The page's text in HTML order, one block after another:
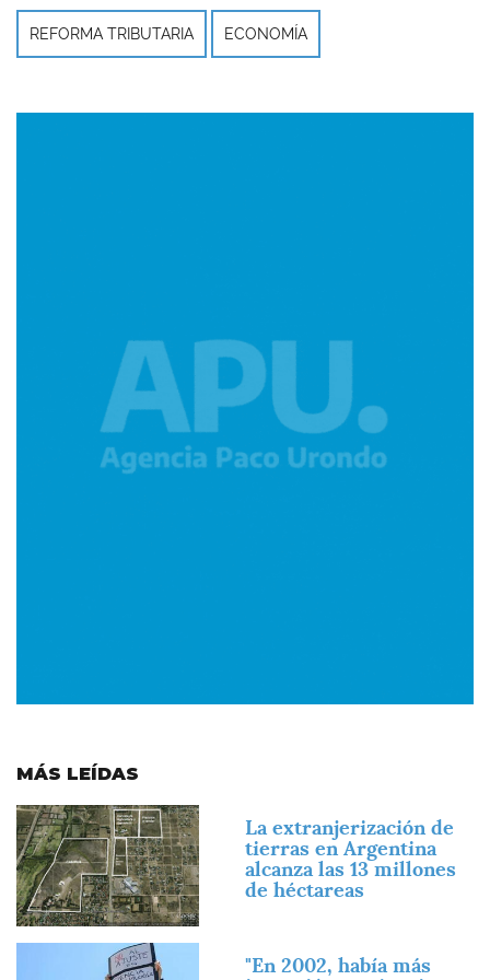
REFORMA TRIBUTARIA ECONOMÍA
MÁS LEÍDAS
Imagen
La extranjerización de
tierras en Argentina
alcanza las 13 millones
de héctareas
"En 2002, había más